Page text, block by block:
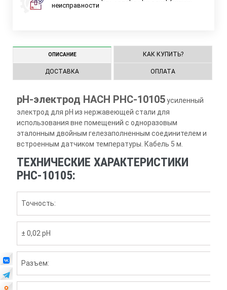
неисправности
ОПИСАНИЕ КАК КУПИТЬ?
ДОСТАВКА ОПЛАТА
рН-электрод HACH PHC-10105усиленный
электрод для pH из нержавеющей стали для
использования вне помещений с одноразовым
эталонным двойным гелезаполненным соединителем и
встроенным датчиком температуры. Кабель 5 м.
ТЕХНИЧЕСКИЕ ХАРАКТЕРИСТИКИ
PHC-10105:
Точность:
± 0,02 pH
Разъем: